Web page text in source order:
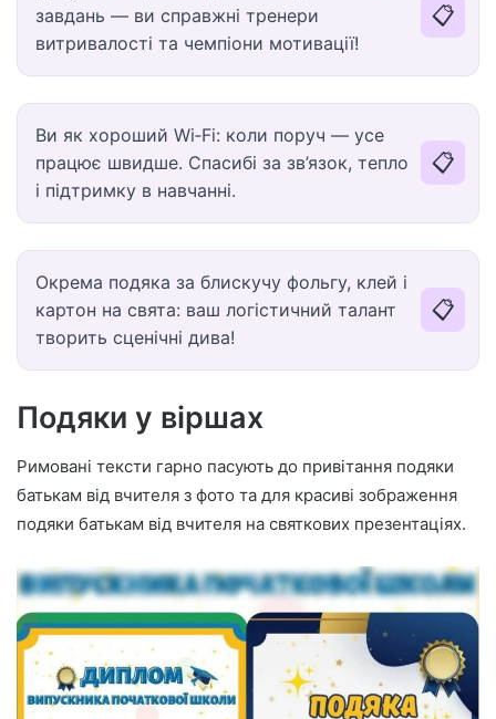
завдань — ви справжні тренери
витривалості та чемпіони мотивації!
📋
Ви як хороший Wi‑Fi: коли поруч — усе
працює швидше. Спасибі за зв’язок, тепло
і підтримку в навчанні.
📋
Окрема подяка за блискучу фольгу, клей і
картон на свята: ваш логістичний талант
творить сценічні дива!
📋
Подяки у віршах
Римовані тексти гарно пасують до привітання подяки
батькам від вчителя з фото та для красиві зображення
подяки батькам від вчителя на святкових презентаціях.